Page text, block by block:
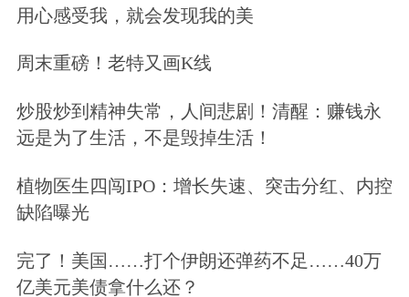
用心感受我，就会发现我的美
周末重磅！老特又画K线
炒股炒到精神失常，人间悲剧！清醒：赚钱永
远是为了生活，不是毁掉生活！
植物医生四闯IPO：增长失速、突击分红、内控
缺陷曝光
完了！美国……打个伊朗还弹药不足……40万
亿美元美债拿什么还？